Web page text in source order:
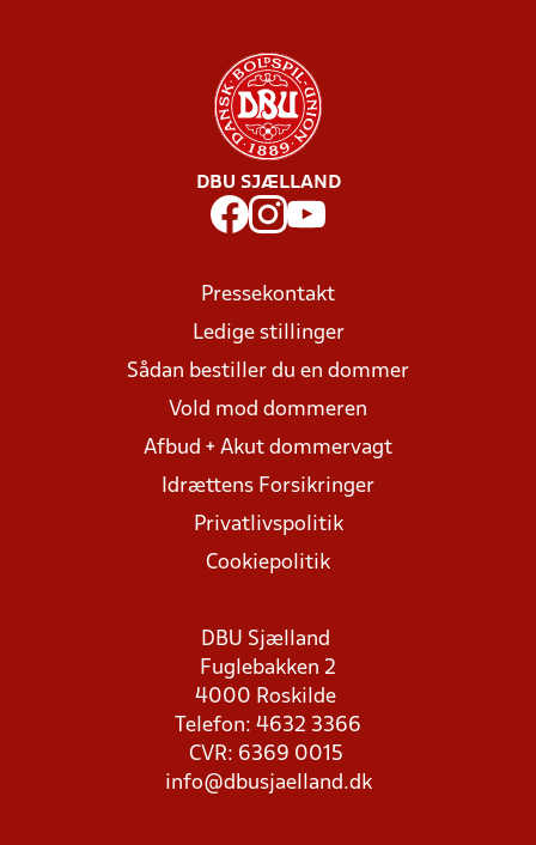
DBU SJÆLLAND
Pressekontakt
Ledige stillinger
Sådan bestiller du en dommer
Vold mod dommeren
Afbud + Akut dommervagt
Idrættens Forsikringer
Privatlivspolitik
Cookiepolitik
DBU Sjælland
Fuglebakken 2
4000 Roskilde
Telefon: 4632 3366
CVR: 6369 0015
info@dbusjaelland.dk